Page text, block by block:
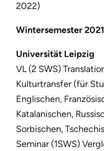
2022)
Wintersemester
Universität Leipzig
VL (2 SWS)
Kulturtransfer (für
Englischen,
Katalanischen,
Sorbischen,
Seminar (1SWS)